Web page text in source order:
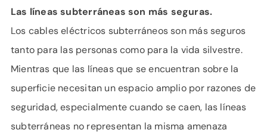
Las líneas subterráneas son más seguras.
Los cables eléctricos subterráneos son más seguros
tanto para las personas como para la vida silvestre.
Mientras que las líneas que se encuentran sobre la
superficie necesitan un espacio amplio por razones de
seguridad, especialmente cuando se caen, las líneas
subterráneas no representan la misma amenaza